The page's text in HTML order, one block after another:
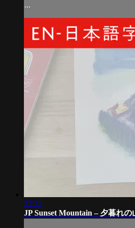
...
32:31
JP Sunset Mountain – 夕暮れ